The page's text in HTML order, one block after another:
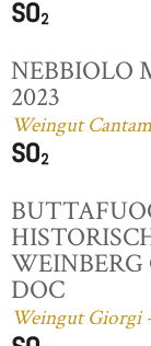
NEBBIOLO
2023
Weingut
WEINBERG
DOC
Weingut Giorgi